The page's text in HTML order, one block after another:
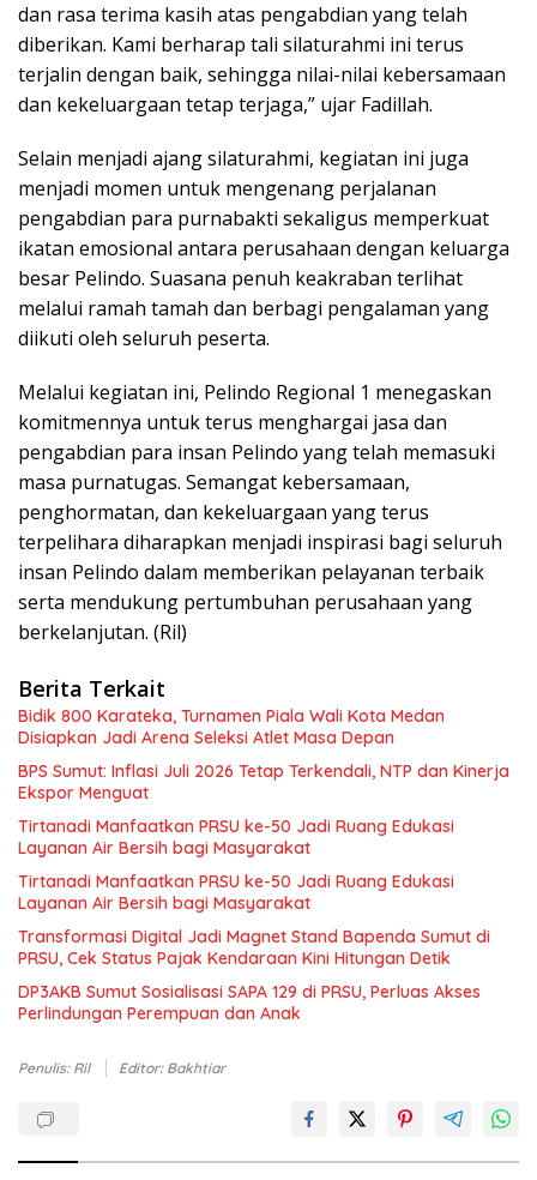
dan rasa terima kasih atas pengabdian yang telah
diberikan. Kami berharap tali silaturahmi ini terus
terjalin dengan baik, sehingga nilai-nilai kebersamaan
dan kekeluargaan tetap terjaga,” ujar Fadillah.
Selain menjadi ajang silaturahmi, kegiatan ini juga
menjadi momen untuk mengenang perjalanan
pengabdian para purnabakti sekaligus memperkuat
ikatan emosional antara perusahaan dengan keluarga
besar Pelindo. Suasana penuh keakraban terlihat
melalui ramah tamah dan berbagi pengalaman yang
diikuti oleh seluruh peserta.
Melalui kegiatan ini, Pelindo Regional 1 menegaskan
komitmennya untuk terus menghargai jasa dan
pengabdian para insan Pelindo yang telah memasuki
masa purnatugas. Semangat kebersamaan,
penghormatan, dan kekeluargaan yang terus
terpelihara diharapkan menjadi inspirasi bagi seluruh
insan Pelindo dalam memberikan pelayanan terbaik
serta mendukung pertumbuhan perusahaan yang
berkelanjutan. (Ril)
Berita Terkait
Bidik 800 Karateka, Turnamen Piala Wali Kota Medan
Disiapkan Jadi Arena Seleksi Atlet Masa Depan
BPS Sumut: Inflasi Juli 2026 Tetap Terkendali, NTP dan Kinerja
Ekspor Menguat
Tirtanadi Manfaatkan PRSU ke-50 Jadi Ruang Edukasi
Layanan Air Bersih bagi Masyarakat
Tirtanadi Manfaatkan PRSU ke-50 Jadi Ruang Edukasi
Layanan Air Bersih bagi Masyarakat
Transformasi Digital Jadi Magnet Stand Bapenda Sumut di
PRSU, Cek Status Pajak Kendaraan Kini Hitungan Detik
DP3AKB Sumut Sosialisasi SAPA 129 di PRSU, Perluas Akses
Perlindungan Perempuan dan Anak
Penulis: Ril Editor: Bakhtiar